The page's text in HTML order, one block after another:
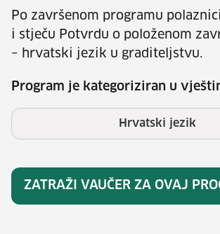
Po završenom programu
i stječu Potvrdu o položenom
– hrvatski jezik u graditeljstvu.
Program je kategoriziran u
Hrvatski jezik
ZATRAŽI VAUČER ZA OVAJ